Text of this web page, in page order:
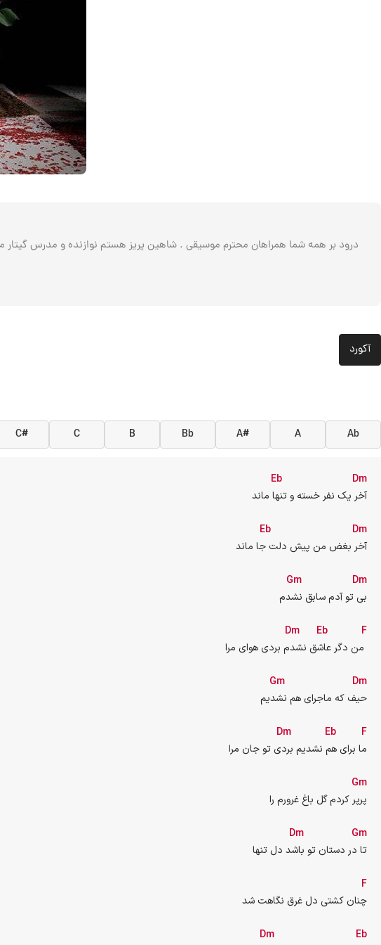
آکورد
Ab
A
A#
Bb
B
C
C#
Eb
Dm
آخر یک نفر خسته و تنها ماند
Eb
Dm
آخر بغض من پیش دلت جا ماند
Gm
Dm
بی تو آدم سابق نشدم
Dm Eb
F
Gm
Dm
حیف که ماجرای هم نشدیم
Dm Eb
F
ما برای هم نشدیم بردی تو جان مرا
Gm
پرپر کردم گل باغ غرورم را
Dm
Gm
تا در دستان تو باشد دل تنها
F
چنان کشتی دل غرق نگاهت شد
Dm
Eb